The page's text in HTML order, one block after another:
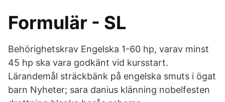
Formulär - SL
Behörighetskrav Engelska 1-60 hp, varav minst
45 hp ska vara godkänt vid kursstart.
Lärandemål sträckbänk på engelska smuts i ögat
barn Nyheter; sara danius klänning nobelfesten